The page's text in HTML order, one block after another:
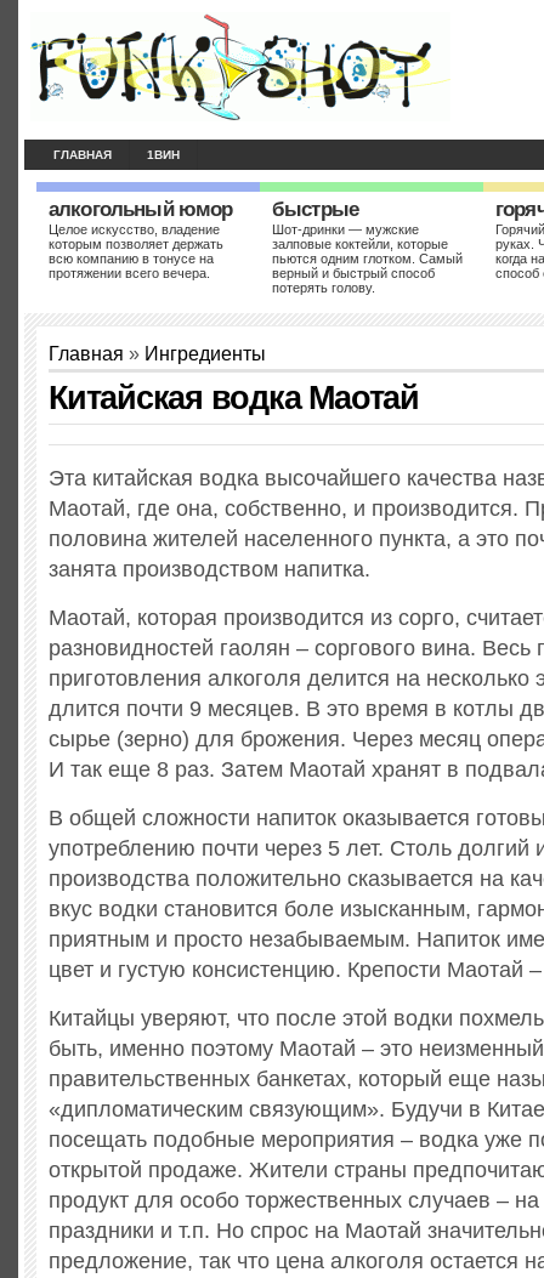
ГЛАВНАЯ 1ВИН
алкогольный юмор
Целое искусство, владение
которым позволяет держать
всю компанию в тонусе на
протяжении всего вечера.
быстрые
Шот-дринки — мужские
залповые коктейли, которые
пьются одним глотком. Самый
верный и быстрый способ
потерять голову.
руках.
когда
способ
Главная » Ингредиенты
Китайская водка Маотай
Эта китайская водка высочайшего качества
Маотай, где она, собственно, и производится.
половина жителей населенного пункта, а это
занята производством напитка.
Маотай, которая производится из сорго,
разновидностей гаолян – соргового вина. Весь
приготовления алкоголя делится на
длится почти 9 месяцев. В это время в котлы
сырье (зерно) для брожения. Через месяц
И так еще 8 раз. Затем Маотай хранят в
В общей сложности напиток оказывается
употреблению почти через 5 лет. Столь долгий
производства положительно сказывается на
вкус водки становится боле изысканным,
приятным и просто незабываемым. Напиток
цвет и густую консистенцию. Крепости Маотай
Китайцы уверяют, что после этой водки
быть, именно поэтому Маотай – это
правительственных банкетах, который еще
«дипломатическим связующим». Будучи в
посещать подобные мероприятия – водка уже
открытой продаже. Жители страны
продукт для особо торжественных случаев –
праздники и т.п. Но спрос на Маотай
предложение, так что цена алкоголя остается